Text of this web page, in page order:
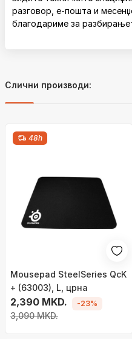
разговор, е-пошта и
благодариме за
Слични производи:
48h
Mousepad SteelSeries QcK
+ (63003), L, црна
2,390 MKD.
3,090 MKD.
-23%